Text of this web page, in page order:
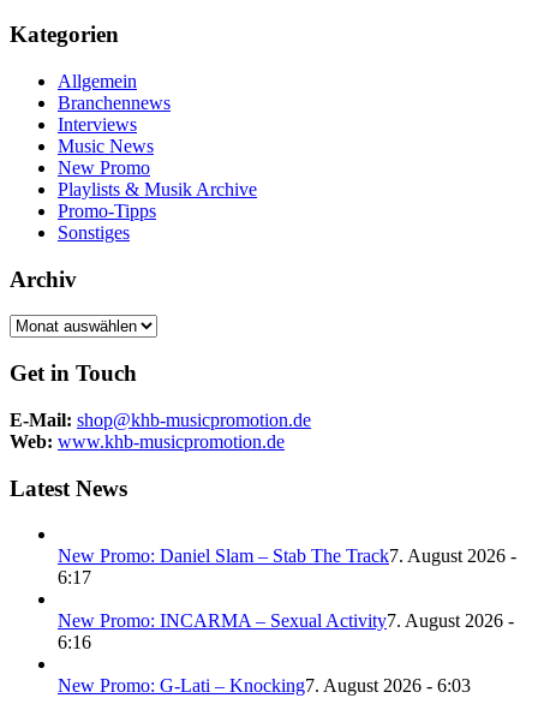
Kategorien
Allgemein
Branchennews
Interviews
Music News
New Promo
Playlists & Musik Archive
Promo-Tipps
Sonstiges
Archiv
Archiv
Get in Touch
E-Mail: shop@khb-musicpromotion.de
Web: www.khb-musicpromotion.de
Latest News
New Promo: Daniel Slam – Stab The Track7. August 2026 -
6:17
New Promo: INCARMA – Sexual Activity7. August 2026 -
6:16
New Promo: G-Lati – Knocking7. August 2026 - 6:03